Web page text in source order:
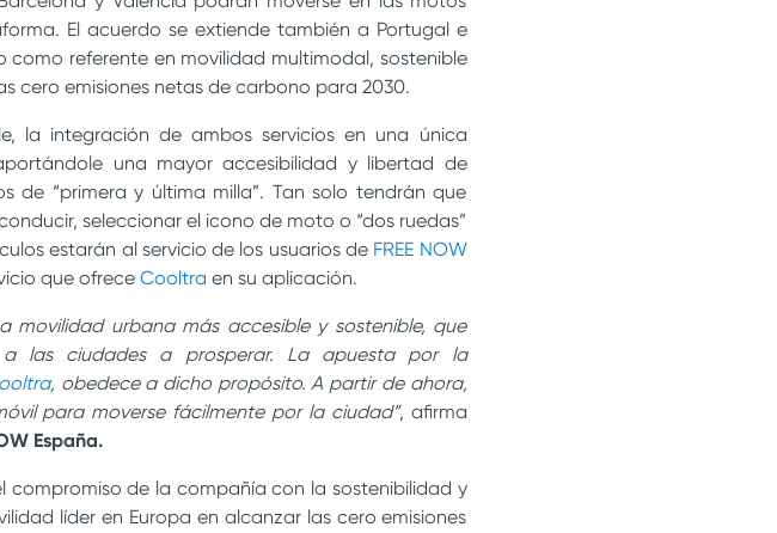
El acuerdo se extiende también a Portugal e
como referente en movilidad multimodal, sostenible
cero emisiones netas de carbono para 2030.
la integración de ambos servicios en una única
una mayor accesibilidad y libertad de
de “primera y última milla”. Tan solo tendrán que
seleccionar el icono de moto o “dos ruedas”
estarán al servicio de los usuarios de FREE NOW
que ofrece Cooltra en su aplicación.
movilidad urbana más accesible y sostenible, que
las ciudades a prosperar. La apuesta por la
, obedece a dicho propósito. A partir de ahora,
para moverse fácilmente por la ciudad”, afirma
España.
compromiso de la compañía con la sostenibilidad y
líder en Europa en alcanzar las cero emisiones